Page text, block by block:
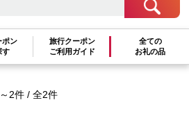
ポン
す
旅行クーポン
ご利用ガイド
全ての
お礼の品
2件 / 全2件